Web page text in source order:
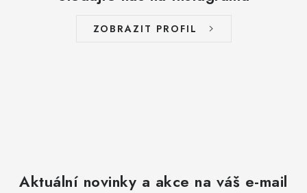
ZOBRAZIT PROFIL
Aktuální novinky a akce na váš e-mail